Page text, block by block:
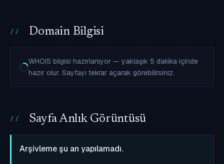
Domain Bilgisi
WHOIS bilgisi hazırlanıyor — yaklaşık 5 dakika içinde
hazır olur. Sayfayı tekrar açarak görebilirsiniz.
Sayfa Anlık Görüntüsü
Arşivleme şu an yapılamadı.